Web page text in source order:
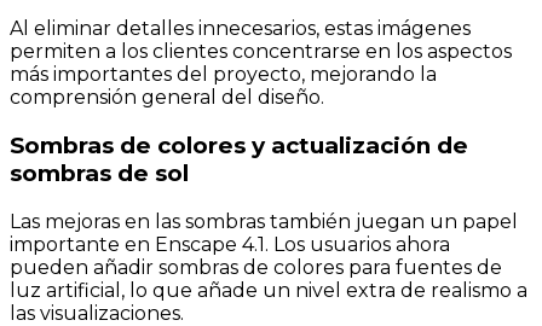
Al eliminar detalles innecesarios, estas imágenes
permiten a los clientes concentrarse en los aspectos
más importantes del proyecto, mejorando la
comprensión general del diseño.
Sombras de colores y actualización de
sombras de sol
Las mejoras en las sombras también juegan un papel
importante en Enscape 4.1. Los usuarios ahora
pueden añadir sombras de colores para fuentes de
luz artificial, lo que añade un nivel extra de realismo a
las visualizaciones.